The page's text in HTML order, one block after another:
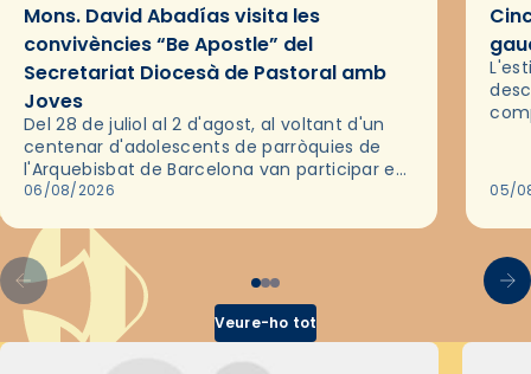
Mons. David Abadías visita les
convivències “Be Apostle” del
Secretariat Diocesà de Pastoral amb
Joves
Del 28 de juliol al 2 d'agost, al voltant d'un
centenar d'adolescents de parròquies de
l'Arquebisbat de Barcelona van participar en
les convivències Be Apostle, organitzades
06/08/2026 05/
Veure-ho tot